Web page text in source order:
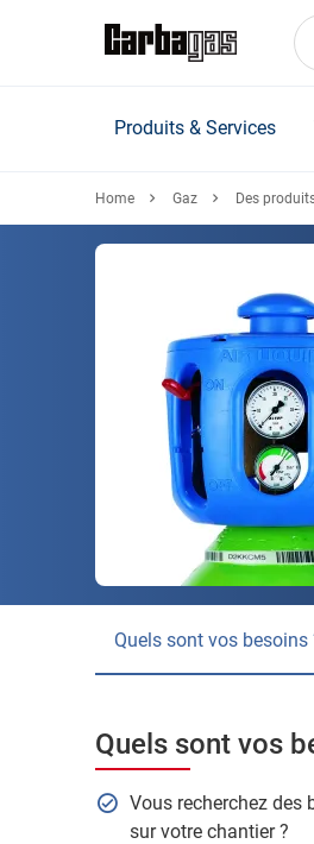
Produits & Services
Home Gaz Des
Quels sont vos besoins
Quels sont vos
Vous recherchez des
sur votre chantier ?